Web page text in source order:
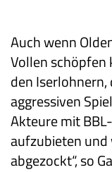
Auch wenn
Vollen schöpfen
den
aggressiven
Akteure mit
aufzubieten und
abgezockt“, so